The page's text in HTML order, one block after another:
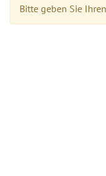
Bitte geben Sie